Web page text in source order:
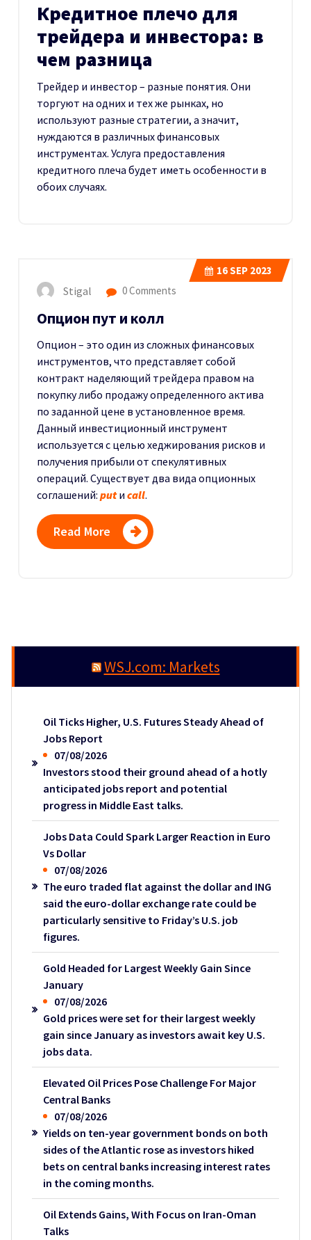
Кредитное плечо для
трейдера и инвестора: в
чем разница
Трейдер и инвестор – разные понятия. Они
торгуют на одних и тех же рынках, но
используют разные стратегии, а значит,
нуждаются в различных финансовых
инструментах. Услуга предоставления
кредитного плеча будет иметь особенности в
обоих случаях.
16SEP 2023
Stigal 0 Comments
Опцион пут и колл
Опцион – это один из сложных финансовых
инструментов, что представляет собой
контракт наделяющий трейдера правом на
покупку либо продажу определенного актива
по заданной цене в установленное время.
Данный инвестиционный инструмент
используется с целью хеджирования рисков и
получения прибыли от спекулятивных
операций. Существует два вида опционных
соглашений: put и call.
Read More
WSJ.com: Markets
Oil Ticks Higher, U.S. Futures Steady Ahead of
Jobs Report
07/08/2026
Investors stood their ground ahead of a hotly
anticipated jobs report and potential
progress in Middle East talks.
Jobs Data Could Spark Larger Reaction in Euro
Vs Dollar
07/08/2026
The euro traded flat against the dollar and ING
said the euro-dollar exchange rate could be
particularly sensitive to Friday’s U.S. job
figures.
Gold Headed for Largest Weekly Gain Since
January
07/08/2026
Gold prices were set for their largest weekly
gain since January as investors await key U.S.
jobs data.
Elevated Oil Prices Pose Challenge For Major
Central Banks
07/08/2026
Yields on ten-year government bonds on both
sides of the Atlantic rose as investors hiked
bets on central banks increasing interest rates
in the coming months.
Oil Extends Gains, With Focus on Iran-Oman
Talks